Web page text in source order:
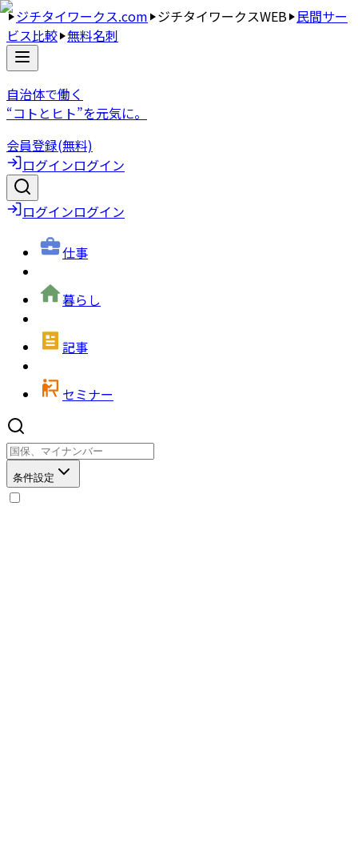
ジチタイワークス.com ジチタイワークスWEB 民間サー
ビス比較 無料名刺
自治体で働く
“コトとヒト”を元気に。
会員登録(無料)
ログインログイン
ログインログイン
仕事
暮らし
記事
セミナー
条件設定